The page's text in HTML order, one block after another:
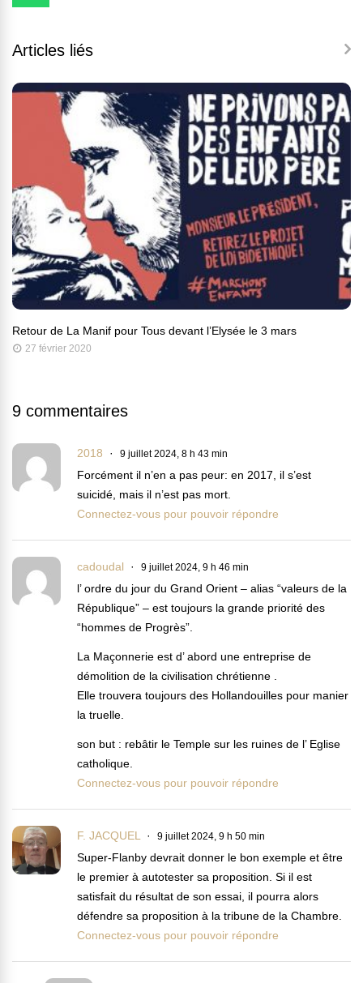
Articles liés
Retour de La Manif pour Tous devant l’Elysée le 3 mars
27 février 2020
9 commentaires
2018 9 juillet 2024, 8 h 43 min
Forcément il n’en a pas peur: en 2017, il s’est
suicidé, mais il n’est pas mort.
Connectez-vous pour pouvoir répondre
cadoudal 9 juillet 2024, 9 h 46 min
l’ ordre du jour du Grand Orient – alias “valeurs de la
République” – est toujours la grande priorité des
“hommes de Progrès”.
La Maçonnerie est d’ abord une entreprise de
démolition de la civilisation chrétienne .
Elle trouvera toujours des Hollandouilles pour manier
la truelle.
son but : rebâtir le Temple sur les ruines de l’ Eglise
catholique.
Connectez-vous pour pouvoir répondre
F. JACQUEL 9 juillet 2024, 9 h 50 min
Super-Flanby devrait donner le bon exemple et être
le premier à autotester sa proposition. Si il est
satisfait du résultat de son essai, il pourra alors
défendre sa proposition à la tribune de la Chambre.
Connectez-vous pour pouvoir répondre